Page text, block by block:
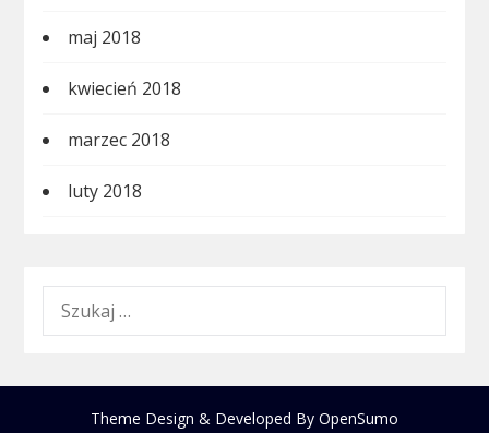
maj 2018
kwiecień 2018
marzec 2018
luty 2018
SZUKAJ:
Theme Design & Developed By OpenSumo